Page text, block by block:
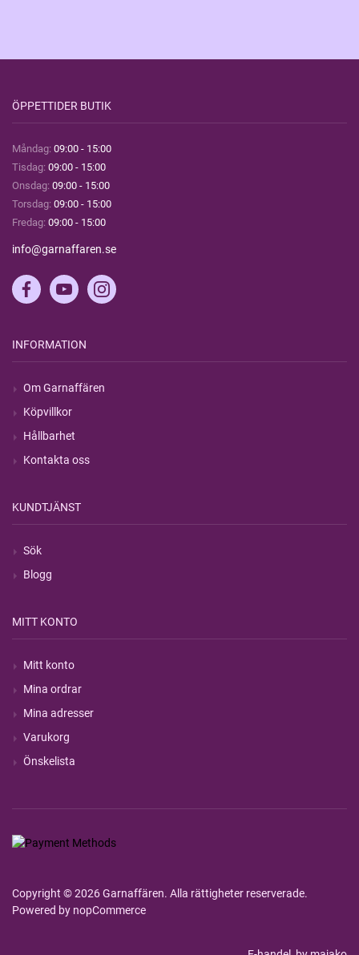
ÖPPETTIDER BUTIK
Måndag: 09:00 - 15:00
Tisdag: 09:00 - 15:00
Onsdag: 09:00 - 15:00
Torsdag: 09:00 - 15:00
Fredag: 09:00 - 15:00
info@garnaffaren.se
INFORMATION
Om Garnaffären
Köpvillkor
Hållbarhet
Kontakta oss
KUNDTJÄNST
Sök
Blogg
MITT KONTO
Mitt konto
Mina ordrar
Mina adresser
Varukorg
Önskelista
Copyright © 2026 Garnaffären. Alla rättigheter reserverade.
Powered by nopCommerce